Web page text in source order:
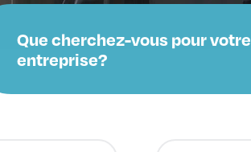
Que cherchez-vous pour votre
entreprise?